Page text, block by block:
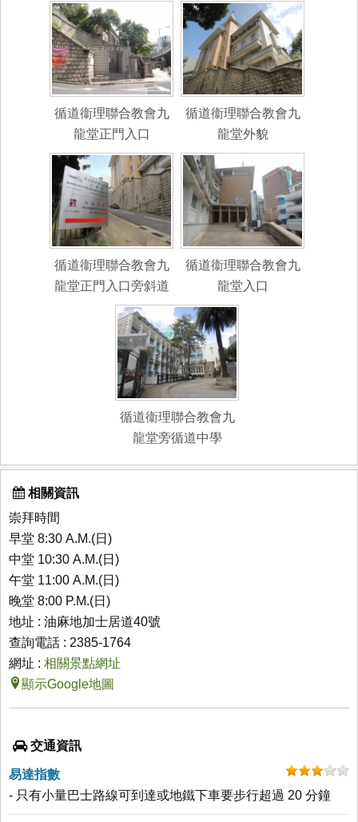
循道衞理聯合教會九
龍堂正門入口
循道衞理聯合教會九
龍堂外貌
循道衞理聯合教會九
龍堂正門入口旁斜道
循道衞理聯合教會九
龍堂入口
循道衞理聯合教會九
龍堂旁循道中學
相關資訊
崇拜時間
早堂 8:30 A.M.(日)
中堂 10:30 A.M.(日)
午堂 11:00 A.M.(日)
晚堂 8:00 P.M.(日)
地址 : 油麻地加士居道40號
查詢電話 : 2385-1764
網址 : 相關景點網址
顯示Google地圖
交通資訊
易達指數
- 只有小量巴士路線可到達或地鐵下車要步行超過 20 分鐘